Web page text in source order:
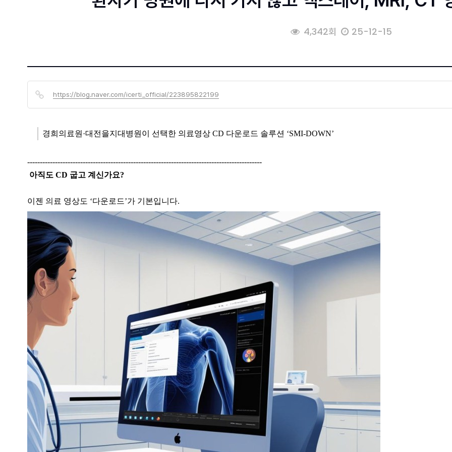
4,342회 25-12-15
https://blog.naver.com/icerti_official/223895822199
경희의료원·대전을지대병원이 선택한 의료영상 CD 다운로드 솔루션 ‘SMI-DOWN’
---------------------------------------------------------------------------------------------
아직도 CD 굽고 계신가요?
​이젠 의료 영상도 ‘다운로드’가 기본입니다.